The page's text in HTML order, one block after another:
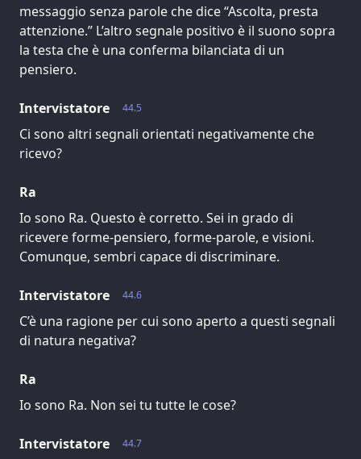
messaggio senza parole che dice “Ascolta, presta
attenzione.” L’altro segnale positivo è il suono sopra
la testa che è una conferma bilanciata di un
pensiero.
44.5
Intervistatore
Ci sono altri segnali orientati negativamente che
ricevo?
Ra
Io sono Ra. Questo è corretto. Sei in grado di
ricevere forme-pensiero, forme-parole, e visioni.
Comunque, sembri capace di discriminare.
44.6
Intervistatore
C’è una ragione per cui sono aperto a questi segnali
di natura negativa?
Ra
Io sono Ra. Non sei tu tutte le cose?
44.7
Intervistatore